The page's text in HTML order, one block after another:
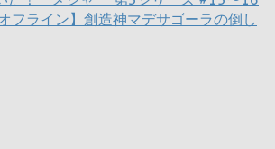
フライン】創造神マデサゴーラの倒し